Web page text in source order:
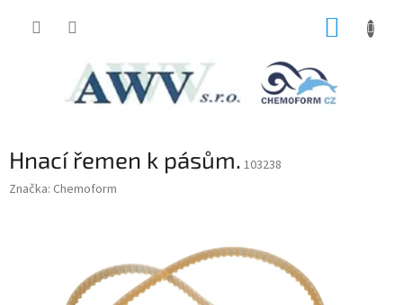
Hnací řemen k pásům. 103238
Značka: Chemoform